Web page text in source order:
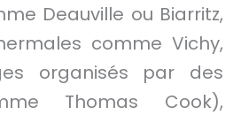
Deauville ou Biarritz,
comme Vichy,
organisés par des
Thomas Cook),